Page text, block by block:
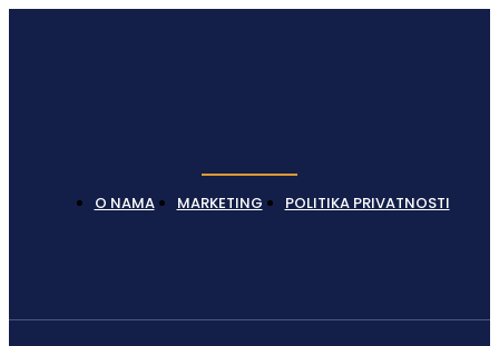
O NAMA MARKETING POLITIKA PRIVATNOSTI